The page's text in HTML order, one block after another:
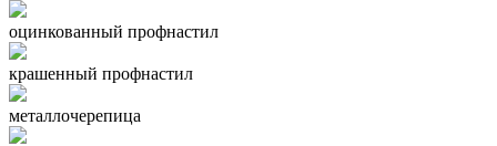
оцинкованный профнастил
крашенный профнастил
металлочерепица